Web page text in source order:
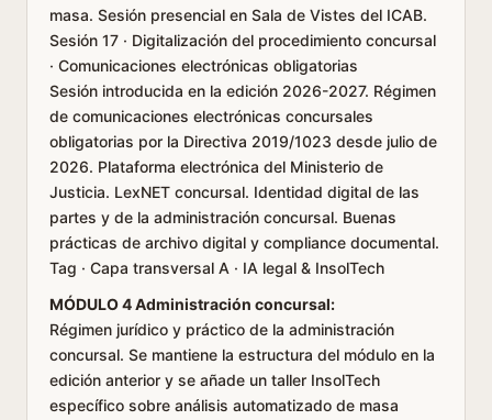
masa. Sesión presencial en Sala de Vistes del ICAB.
Sesión 17 · Digitalización del procedimiento concursal
· Comunicaciones electrónicas obligatorias
Sesión introducida en la edición 2026-2027. Régimen
de comunicaciones electrónicas concursales
obligatorias por la Directiva 2019/1023 desde julio de
2026. Plataforma electrónica del Ministerio de
Justicia. LexNET concursal. Identidad digital de las
partes y de la administración concursal. Buenas
prácticas de archivo digital y compliance documental.
Tag · Capa transversal A · IA legal & InsolTech
MÓDULO 4 Administración concursal:
Régimen jurídico y práctico de la administración
concursal. Se mantiene la estructura del módulo en la
edición anterior y se añade un taller InsolTech
específico sobre análisis automatizado de masa